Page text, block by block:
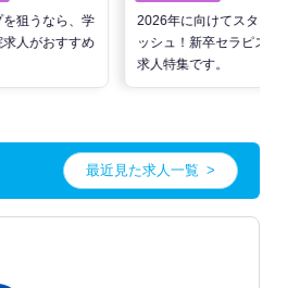
狙うなら、学
人がおすすめ
2026年に向けてスタートダ
ッシュ！新卒セラピスト向け
求人特集です。
最近見た求人一覧